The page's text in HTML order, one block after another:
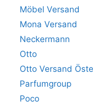
Möbel Versand
Mona Versand
Neckermann
Otto
Otto Versand
Parfumgroup
Poco